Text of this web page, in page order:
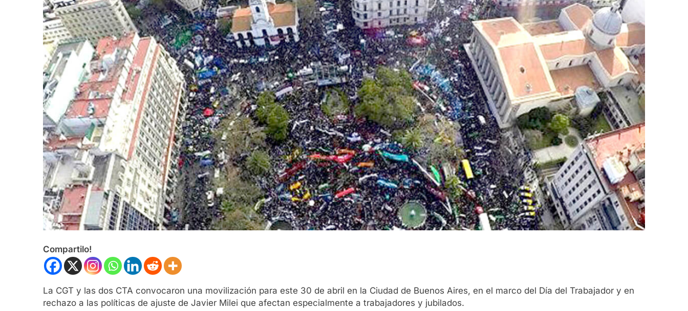
Compartilo!
La CGT y las dos CTA convocaron una movilización para este 30 de abril en la Ciudad de Buenos Aires, en el marco del Día del Trabajador y en
rechazo a las políticas de ajuste de Javier Milei que afectan especialmente a trabajadores y jubilados.